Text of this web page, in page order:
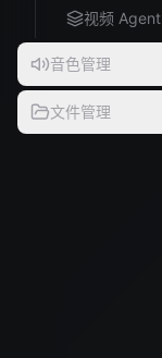
视频 Agent
音色管理
文件管理